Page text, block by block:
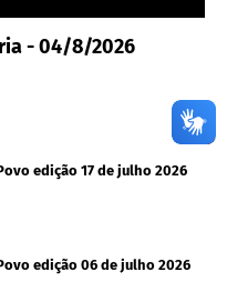
- 04/8/2026
edição 17 de julho 2026
edição 06 de julho 2026